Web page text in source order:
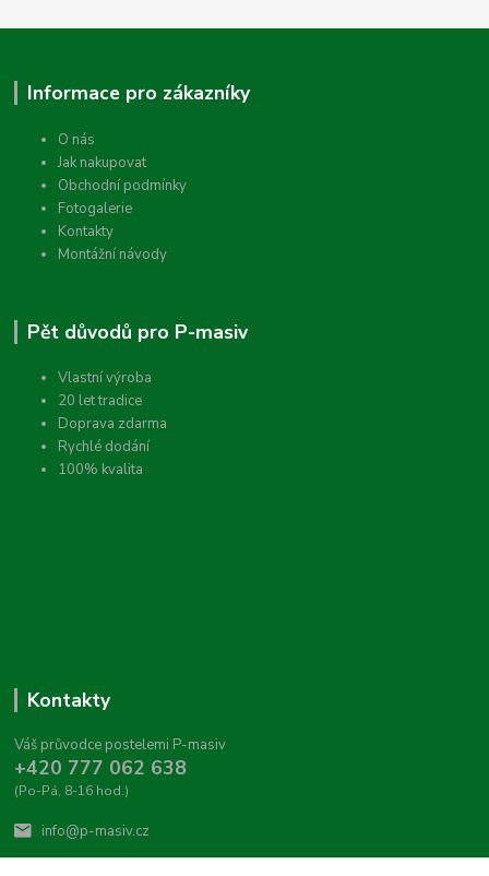
Informace pro zákazníky
O nás
Jak nakupovat
Obchodní podmínky
Fotogalerie
Kontakty
Montážní návody
Pět důvodů pro P-masiv
Vlastní výroba
20 let tradice
Doprava zdarma
Rychlé dodání
100% kvalita
Kontakty
Váš průvodce postelemi P-masiv
+420 777 062 638
(Po-Pá, 8-16 hod.)
info@p-masiv.cz